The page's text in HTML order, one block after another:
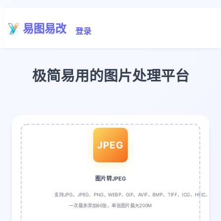
易图易改 登录
极简易用的图片处理平台
JPEG
图片转JPEG
支持JPG、JPEG、PNG、WEBP、GIF、AVIF、BMP、TIFF、ICO、HEIC、
一次最多添加60张，单张图片最大200M